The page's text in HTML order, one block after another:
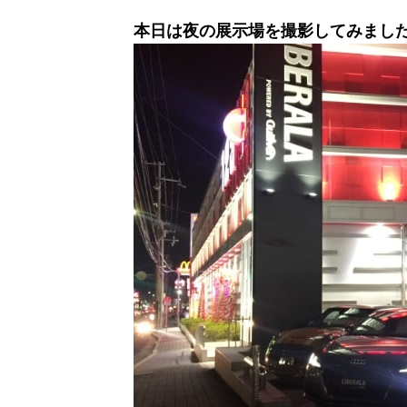
本日は夜の展示場を撮影してみまし